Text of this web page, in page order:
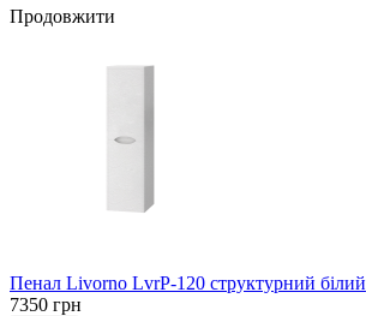
Продовжити
Пенал Livorno LvrP-120 структурний білий
7350 грн